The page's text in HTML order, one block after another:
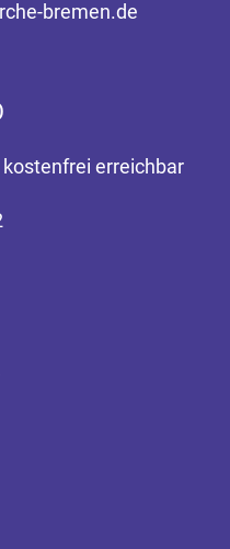
bremen.de
kostenfrei erreichbar